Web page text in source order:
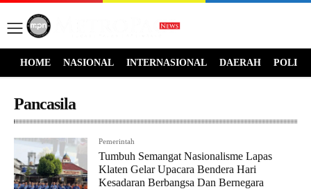
HOME NASIONAL INTERNASIONAL DAERAH
Pancasila
Pemerintah
Tumbuh Semangat Nasionalisme Lapas
Klaten Gelar Upacara Bendera Hari
Kesadaran Berbangsa Dan Bernegara